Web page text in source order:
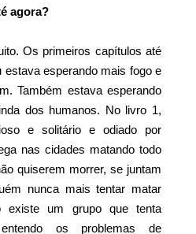
agora?
Os primeiros capítulos até
esperando mais fogo e
Também estava esperando
dos humanos. No livro 1,
e solitário e odiado por
nas cidades matando todo
quiserem morrer, se juntam
nunca mais tentar matar
existe um grupo que tenta
os problemas de